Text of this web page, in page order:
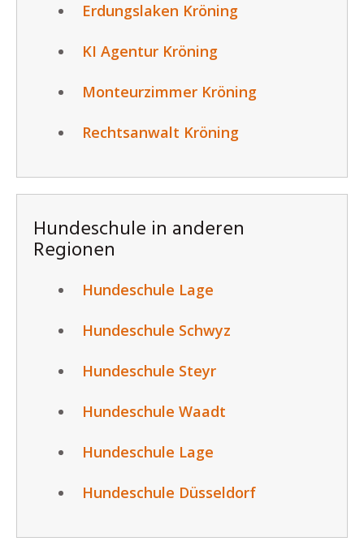
Erdungslaken Kröning
KI Agentur Kröning
Monteurzimmer Kröning
Rechtsanwalt Kröning
Hundeschule in anderen
Regionen
Hundeschule Lage
Hundeschule Schwyz
Hundeschule Steyr
Hundeschule Waadt
Hundeschule Lage
Hundeschule Düsseldorf